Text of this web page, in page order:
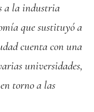
a la industria
que sustituyó a
cuenta con una
universidades,
torno a las